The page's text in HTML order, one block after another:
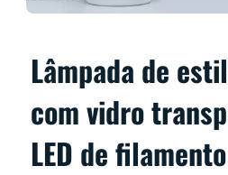
Lâmpada de
com vidro
LED de filamento